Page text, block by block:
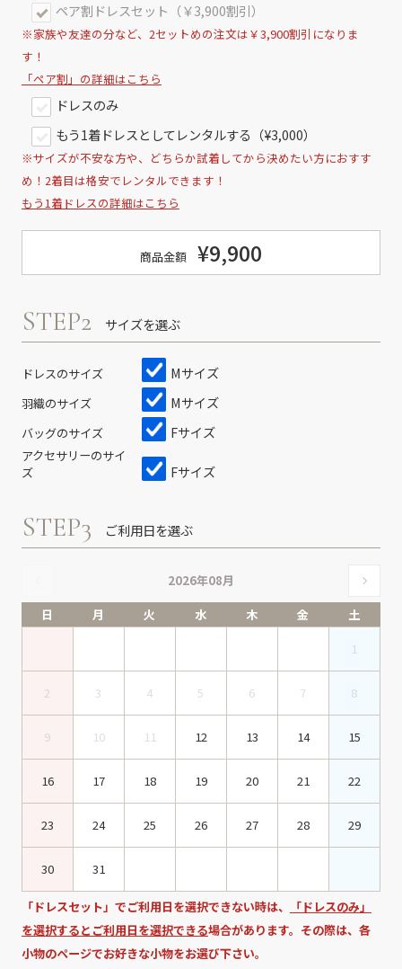
ペア割ドレスセット（￥3,900割引）
※家族や友達の分など、2セットめの注文は￥3,900割引になりま
す！
「ペア割」の詳細はこちら
ドレスのみ
もう1着ドレスとしてレンタルする（¥3,000）
※サイズが不安な方や、どちらか試着してから決めたい方におすす
め！2着目は格安でレンタルできます！
もう1着ドレスの詳細はこちら
商品金額 ¥9,900
STEP2 サイズを選ぶ
ドレスのサイズ Mサイズ
羽織のサイズ Mサイズ
バッグのサイズ Fサイズ
アクセサリーのサイ
ズ
Fサイズ
STEP3 ご利用日を選ぶ
2026年08月
日
月 火 水 木 金
土
1
2 3 4 5 6 7 8
9 10 11 12 13 14 15
16 17 18 19 20 21 22
23 24 25 26 27 28 29
30 31
「ドレスセット」でご利用日を選択できない時は、
「ドレスのみ」
を選択するとご利用日を選択できる場合があります。その際は、各
小物のページでお好きな小物をお選び下さい。